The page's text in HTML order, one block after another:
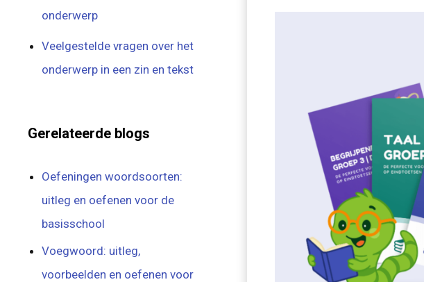
onderwerp
Veelgestelde vragen over het
onderwerp in een zin en tekst
Gerelateerde blogs
Oefeningen woordsoorten:
uitleg en oefenen voor de
basisschool
Voegwoord: uitleg,
voorbeelden en oefenen voor